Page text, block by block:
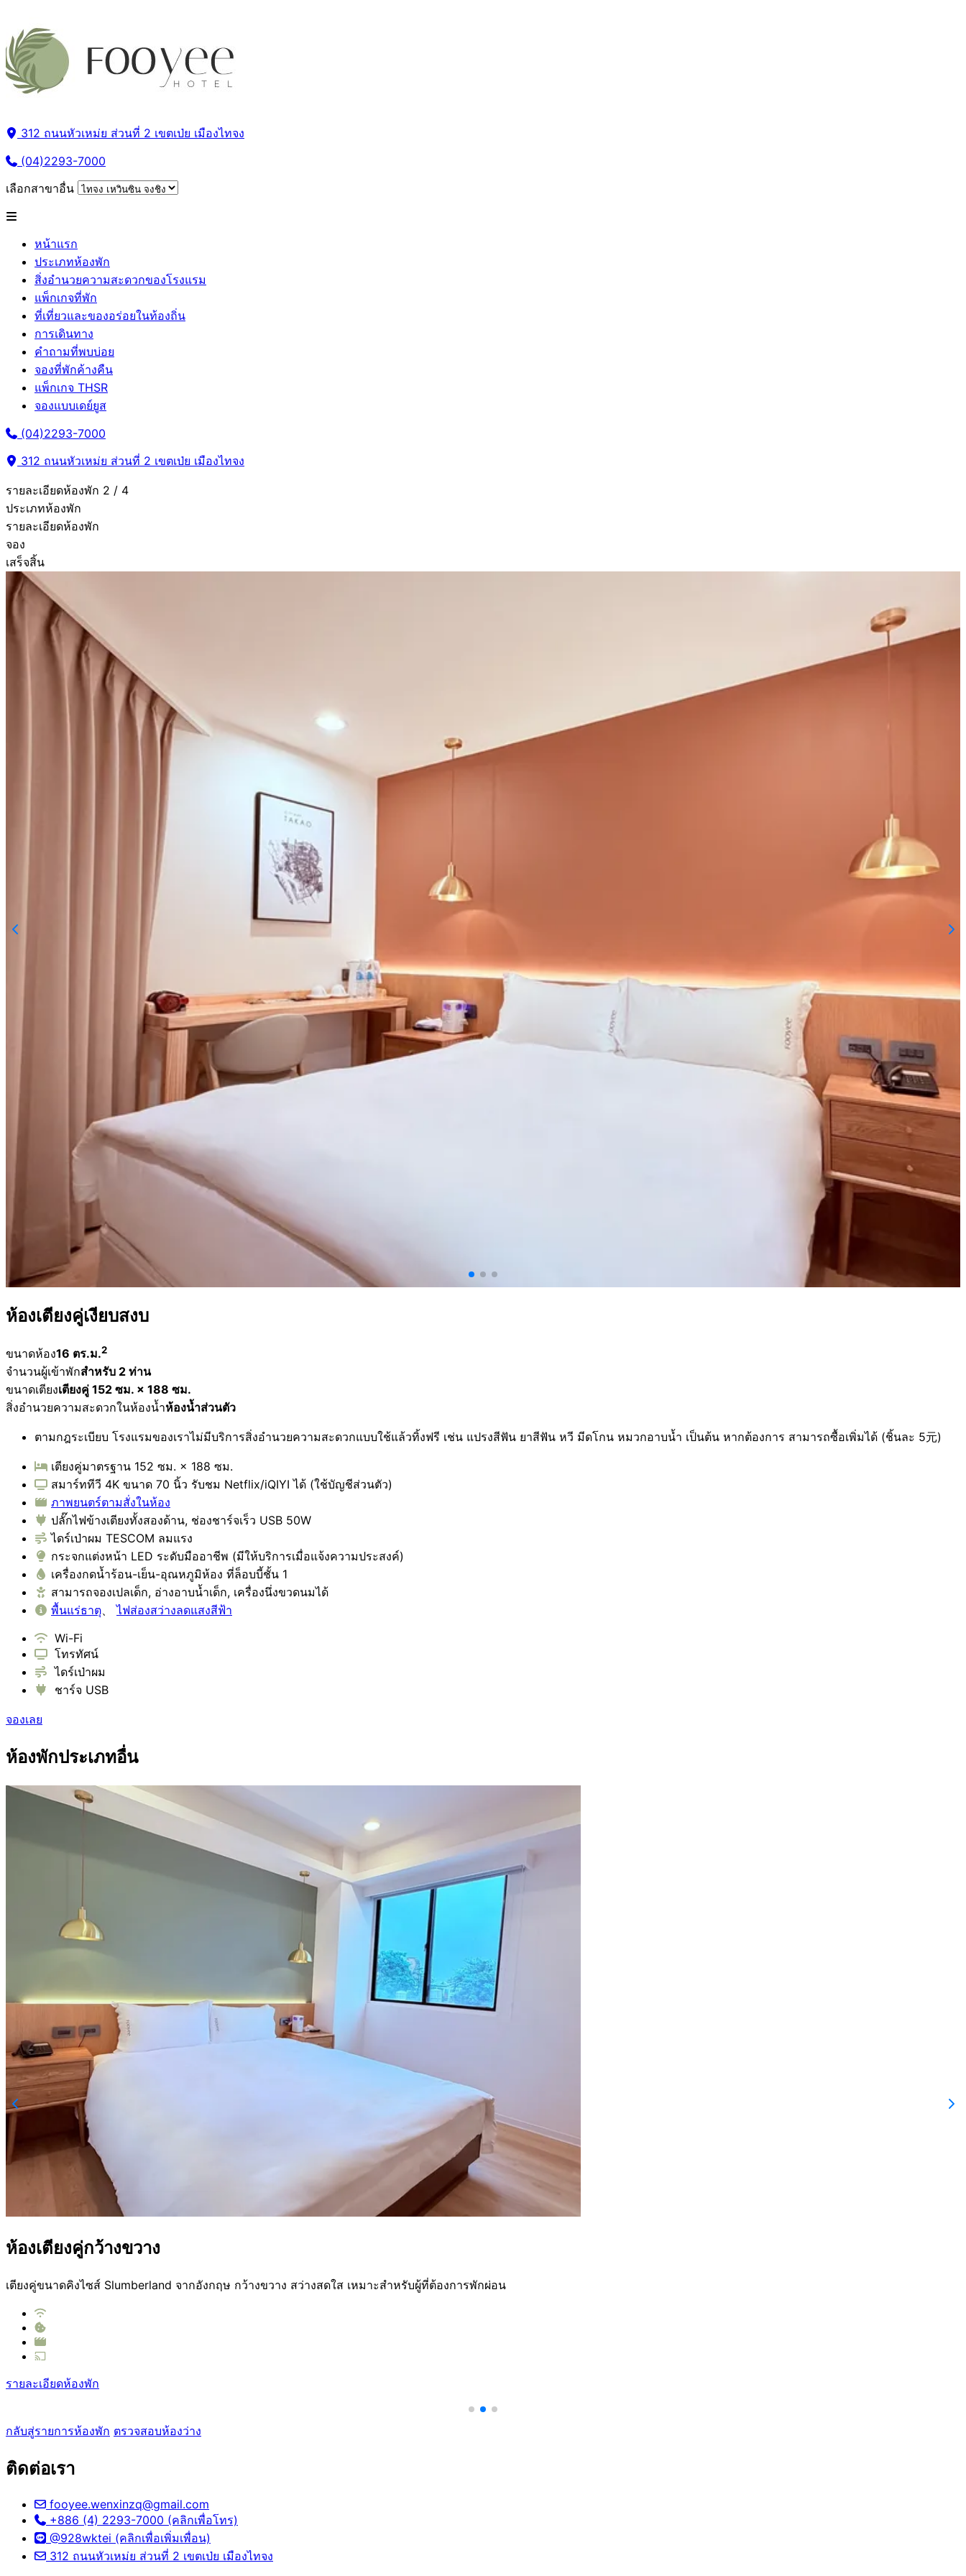
312 ถนนหัวเหม่ย ส่วนที่ 2 เขตเป่ย เมืองไทจง
(04)2293-7000
เลือกสาขาอื่น
หน้าแรก
ประเภทห้องพัก
สิ่งอำนวยความสะดวกของโรงแรม
แพ็กเกจที่พัก
ที่เที่ยวและของอร่อยในท้องถิ่น
การเดินทาง
คำถามที่พบบ่อย
จองที่พักค้างคืน
แพ็กเกจ THSR
จองแบบเดย์ยูส
(04)2293-7000
312 ถนนหัวเหม่ย ส่วนที่ 2 เขตเป่ย เมืองไทจง
รายละเอียดห้องพัก 2 / 4
ประเภทห้องพัก
รายละเอียดห้องพัก
จอง
เสร็จสิ้น
ห้องเตียงคู่เงียบสงบ
ขนาดห้อง16 ตร.ม.2
จำนวนผู้เข้าพักสำหรับ 2 ท่าน
ขนาดเตียงเตียงคู่ 152 ซม. × 188 ซม.
สิ่งอำนวยความสะดวกในห้องน้ำห้องน้ำส่วนตัว
ตามกฎระเบียบ โรงแรมของเราไม่มีบริการสิ่งอำนวยความสะดวกแบบใช้แล้วทิ้งฟรี เช่น แปรงสีฟัน ยาสีฟัน หวี มีดโกน หมวกอาบน้ำ เป็นต้น หากต้องการ สามารถซื้อเพิ่มได้ (ชิ้นละ 5元)
เตียงคู่มาตรฐาน 152 ซม. × 188 ซม.
สมาร์ททีวี 4K ขนาด 70 นิ้ว รับชม Netflix/iQIYI ได้ (ใช้บัญชีส่วนตัว)
ภาพยนตร์ตามสั่งในห้อง
ปลั๊กไฟข้างเตียงทั้งสองด้าน, ช่องชาร์จเร็ว USB 50W
ไดร์เป่าผม TESCOM ลมแรง
กระจกแต่งหน้า LED ระดับมืออาชีพ (มีให้บริการเมื่อแจ้งความประสงค์)
เครื่องกดน้ำร้อน-เย็น-อุณหภูมิห้อง ที่ล็อบบี้ชั้น 1
สามารถจองเปลเด็ก, อ่างอาบน้ำเด็ก, เครื่องนึ่งขวดนมได้
พื้นแร่ธาตุ、ไฟส่องสว่างลดแสงสีฟ้า
Wi-Fi
โทรทัศน์
ไดร์เป่าผม
ชาร์จ USB
จองเลย
ห้องพักประเภทอื่น
ห้องเตียงคู่กว้างขวาง
เตียงคู่ขนาดคิงไซส์ Slumberland จากอังกฤษ กว้างขวาง สว่างสดใส เหมาะสำหรับผู้ที่ต้องการพักผ่อน
รายละเอียดห้องพัก
กลับสู่รายการห้องพัก ตรวจสอบห้องว่าง
ติดต่อเรา
fooyee.wenxinzq@gmail.com
+886 (4) 2293-7000 (คลิกเพื่อโทร)
@928wktei (คลิกเพื่อเพิ่มเพื่อน)
312 ถนนหัวเหม่ย ส่วนที่ 2 เขตเป่ย เมืองไทจง